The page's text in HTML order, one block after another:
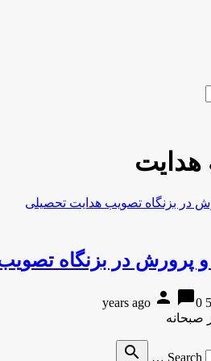
هدایت
و پرورش در بزنگاه
56
person chat_bubble0
Search …
search